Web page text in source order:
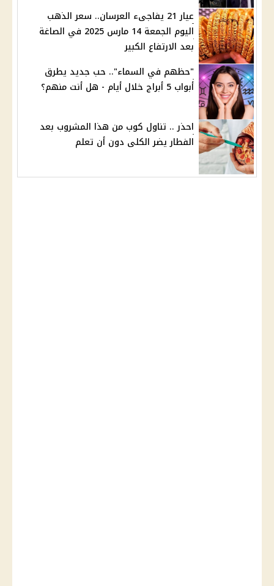
عيار 21 يفاجىء العرسان.. سعر الذهب
اليوم الجمعة 14 مارس 2025 في الصاغة
بعد الارتفاع الكبير
"حظهم في السماء".. حب جديد يطرق
أبواب 5 أبراج خلال أيام - هل أنت منهم؟
احذر .. تناول كوب من هذا المشروب بعد
الفطار يضر الكلى دون أن تعلم